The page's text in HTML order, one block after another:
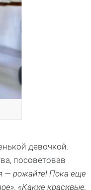
девочкой.
посоветовав
— рожайте! Пока еще
«Какие красивые,